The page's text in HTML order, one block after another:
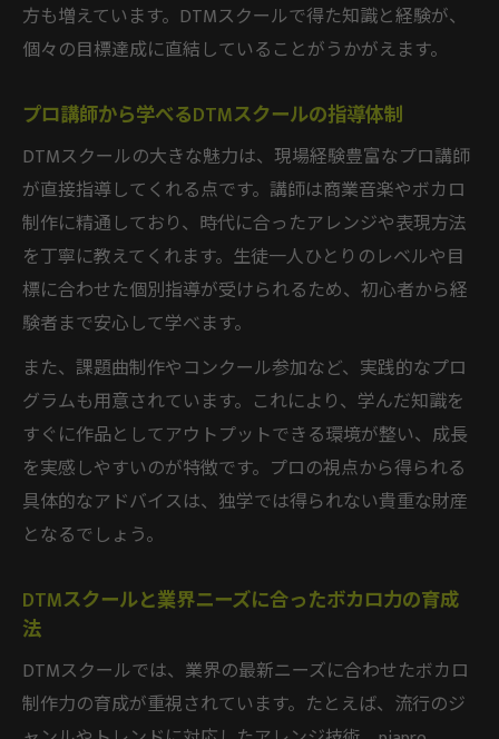
方も増えています。DTMスクールで得た知識と経験が、
個々の目標達成に直結していることがうかがえます。
プロ講師から学べるDTMスクールの指導体制
DTMスクールの大きな魅力は、現場経験豊富なプロ講師
が直接指導してくれる点です。講師は商業音楽やボカロ
制作に精通しており、時代に合ったアレンジや表現方法
を丁寧に教えてくれます。生徒一人ひとりのレベルや目
標に合わせた個別指導が受けられるため、初心者から経
験者まで安心して学べます。
また、課題曲制作やコンクール参加など、実践的なプロ
グラムも用意されています。これにより、学んだ知識を
すぐに作品としてアウトプットできる環境が整い、成長
を実感しやすいのが特徴です。プロの視点から得られる
具体的なアドバイスは、独学では得られない貴重な財産
となるでしょう。
DTMスクールと業界ニーズに合ったボカロ力の育成
法
DTMスクールでは、業界の最新ニーズに合わせたボカロ
制作力の育成が重視されています。たとえば、流行のジ